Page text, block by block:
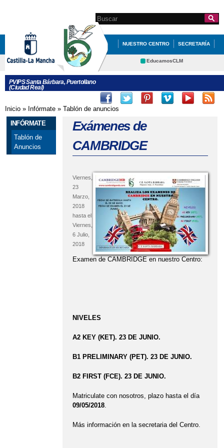
contenido
principal
Formulario de
búsqueda
Search this site
NUESTRO CENTRO SECRETARÍA
EDUCACIÓN QUÉ HACEMOS
EducamosCLM
CRFP Contacto
PVIPS Santa Bárbara, Puertollano
(Ciudad Real)
Se encuentra usted aquí
Inicio » Infórmate » Tablón de anuncios
INFÓRMATE
Tablón de
Anuncios
Exámenes de
CAMBRIDGE
Viernes,
23
Marzo,
2018
hasta el
Viernes,
6 Julio,
2018
Examen de CAMBRIDGE en nuestro Centro:
NIVELES
A2 KEY (KET). 23 DE JUNIO.
B1 PRELIMINARY (PET). 23 DE JUNIO.
B2 FIRST (FCE). 23 DE JUNIO.
Matriculate con nosotros, plazo hasta el día
09/05/2018.
Más información en la secretaria del Centro.